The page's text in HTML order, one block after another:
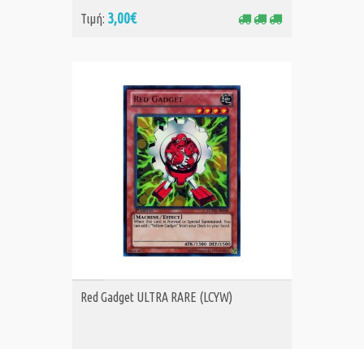
Τιμή: 3,00€
ΑΓΟΡΑ
Red Gadget ULTRA RARE (LCYW)